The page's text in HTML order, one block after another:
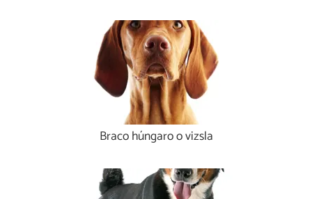
Braco húngaro o vizsla